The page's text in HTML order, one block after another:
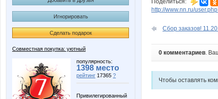
Игнорировать
Сделать подарок
Совместная покупка: уютный
популярность:
1398 место
рейтинг 17365 ?
Привилегированный
Поделиться:
http://www.nn.ru/
Сбор заказов!
0 комментариев.
Чтобы оставлять